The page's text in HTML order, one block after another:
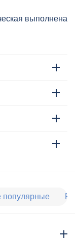
выполнена